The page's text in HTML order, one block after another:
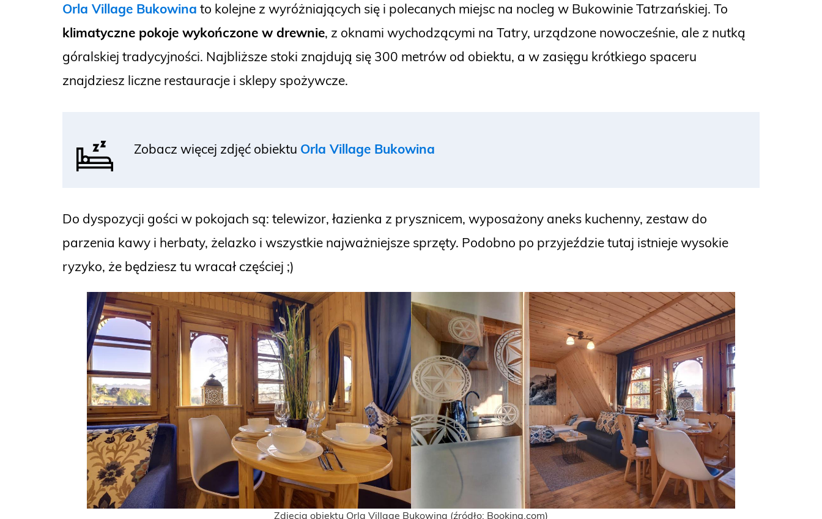
Orla Village Bukowina to kolejne z wyróżniających się i polecanych miejsc na nocleg w Bukowinie Tatrzańskiej. To
klimatyczne pokoje wykończone w drewnie, z oknami wychodzącymi na Tatry, urządzone nowocześnie, ale z nutką
góralskiej tradycyjności. Najbliższe stoki znajdują się 300 metrów od obiektu, a w zasięgu krótkiego spaceru
znajdziesz liczne restauracje i sklepy spożywcze.
Zobacz więcej zdjęć obiektu Orla Village Bukowina
Do dyspozycji gości w pokojach są: telewizor, łazienka z prysznicem, wyposażony aneks kuchenny, zestaw do
parzenia kawy i herbaty, żelazko i wszystkie najważniejsze sprzęty. Podobno po przyjeździe tutaj istnieje wysokie
ryzyko, że będziesz tu wracał częściej ;)
Zdjęcia obiektu Orla Village Bukowina (źródło: Booking.com)